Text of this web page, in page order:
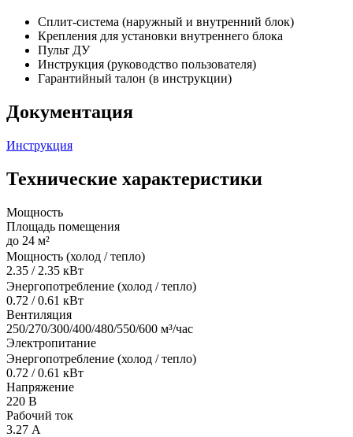
Сплит-система (наружный и внутренний блок)
Крепления для установки внутреннего блока
Пульт ДУ
Инструкция (руководство пользователя)
Гарантийный талон (в инструкции)
Документация
Инструкция
Технические характеристики
Мощность
Площадь помещения
до 24 м²
Мощность (холод / тепло)
2.35 / 2.35 кВт
Энергопотребление (холод / тепло)
0.72 / 0.61 кВт
Вентиляция
250/270/300/400/480/550/600 м³/час
Электропитание
Энергопотребление (холод / тепло)
0.72 / 0.61 кВт
Напряжение
220 В
Рабочий ток
3.27 А